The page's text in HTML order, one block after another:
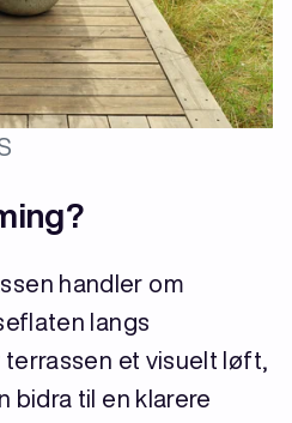
handler om
langs
et visuelt løft,
bidra til en klarere